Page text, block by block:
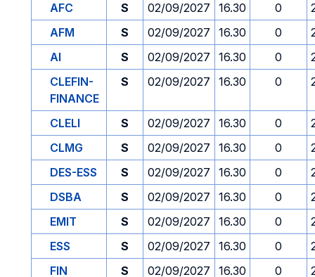
AFC
S 02/09/2027 16.30 0
AFM
S 02/09/2027 16.30 0
AI
S 02/09/2027 16.30 0
CLEFIN-
FINANCE
S 02/09/2027 16.30 0
CLELI S 02/09/2027 16.30 0
CLMG
S 02/09/2027 16.30 0
DES-ESS
S 02/09/2027 16.30 0
DSBA
S 02/09/2027 16.30 0
EMIT
S 02/09/2027 16.30 0
ESS
S 02/09/2027 16.30 0
FIN
S 02/09/2027 16.30 0